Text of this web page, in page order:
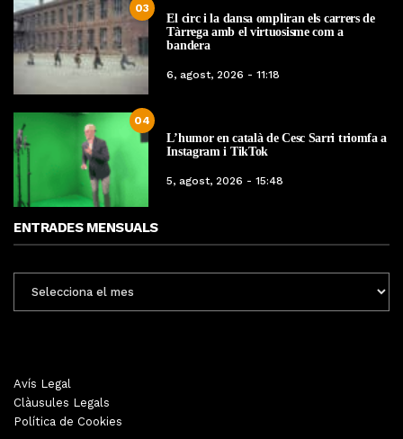
03
El circ i la dansa ompliran els carrers de
Tàrrega amb el virtuosisme com a
bandera
6, agost, 2026 - 11:18
04
L’humor en català de Cesc Sarri triomfa a
Instagram i TikTok
5, agost, 2026 - 15:48
ENTRADES MENSUALS
MENSUALS
Avís Legal
Clàusules Legals
Política de Cookies